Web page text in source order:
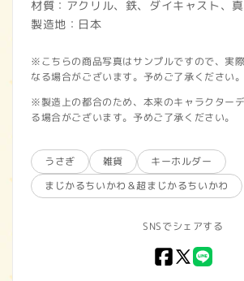
材質：アクリル、鉄、ダイキャスト、
製造地：日本
※こちらの商品写真はサンプルですので、実
なる場合がございます。予めご了承ください。
※製造上の都合のため、本来のキャラクター
る場合がございます。予めご了承ください。
うさぎ 雑貨
キーホルダー
まじかるちいかわ＆超まじかるちいかわ
SNSでシェアする
Facebook
X